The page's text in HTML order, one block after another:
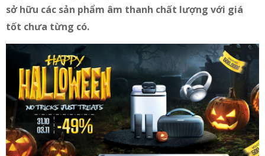
sở hữu các sản phẩm âm thanh chất lượng với giá
tốt chưa từng có.